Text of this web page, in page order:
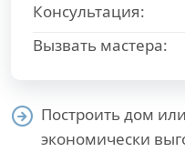
Консультация:
Вызвать мастера:
Построить дом
экономически